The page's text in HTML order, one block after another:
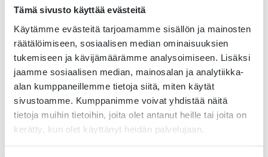
Tämä sivusto käyttää evästeitä
Käytämme evästeitä tarjoamamme sisällön ja mainosten
räätälöimiseen, sosiaalisen median ominaisuuksien
tukemiseen ja kävijämäärämme analysoimiseen. Lisäksi
jaamme sosiaalisen median, mainosalan ja analytiikka-
alan kumppaneillemme tietoja siitä, miten käytät
sivustoamme. Kumppanimme voivat yhdistää näitä
tietoja muihin tietoihin, joita olet antanut heille tai joita on
kerätty, kun olet käyttänyt heidän palvelujaan.
mahdollistaa pidemmät työskentelyjaksot. Tämä
on ihanteellinen ratkaisu tehtäviin, jotka eivät
vaadi generaattorin täyttä tehoa. Tämä
puolestaan vähentää energiankulutusta.